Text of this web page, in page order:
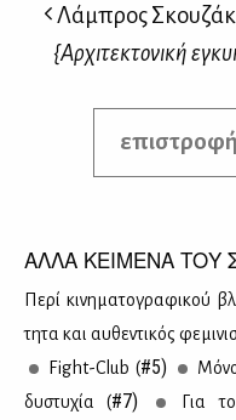
Λάμπρος
{Αρχιτεκτονική
ΑΛΛΑ ΚΕΙΜΕΝΑ ΤΟΥ
Πε­ρί κι­νη­μα­το­γρα­φι­κού
τη­τα και αυ­θε­ντι­κός
Fight-Club (#5)
δυ­στυ­χία (#7) Για